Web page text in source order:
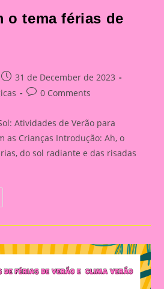
o tema férias de
Post
published:
31 de December de 2023
Post0 Comments
Atividades de Verão para
as Crianças Introdução: Ah, o
do sol radiante e das risadas